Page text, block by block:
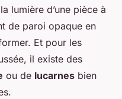
lumière d’une pièce à
de paroi opaque en
Et pour les
il existe des
ou de lucarnes bien